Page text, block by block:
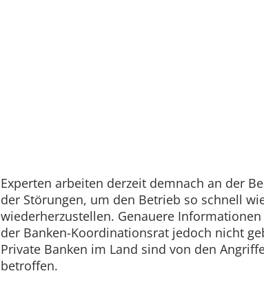
Experten arbeiten derzeit demnach an der
der Störungen, um den Betrieb so schnell
wiederherzustellen. Genauere
der Banken-Koordinationsrat jedoch nicht
Private Banken im Land sind von den
betroffen.